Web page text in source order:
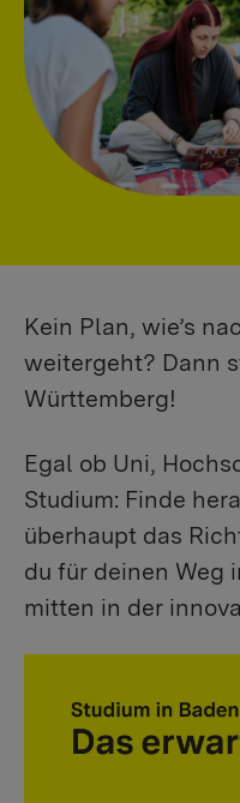
Kein Plan, wie’s
weitergeht? Dann
Württemberg!
Egal ob Uni,
Studium: Finde
überhaupt das
du für deinen Weg
mitten in der